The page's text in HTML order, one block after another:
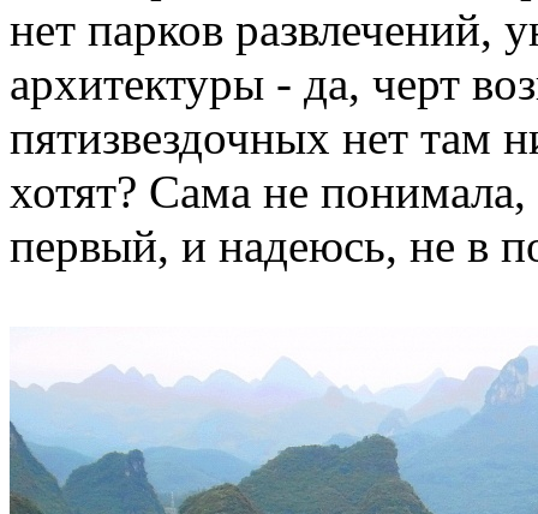
нет парков развлечений,
архитектуры - да, черт
пятизвездочных нет там
хотят? Сама не
первый, и надеюсь, не в